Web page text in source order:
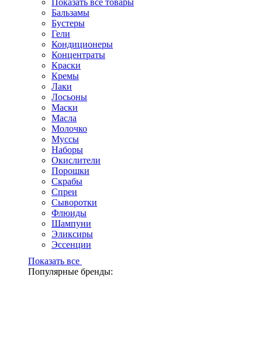
Показать все товары
Бальзамы
Бустеры
Гели
Кондиционеры
Концентраты
Краски
Кремы
Лаки
Лосьоны
Маски
Масла
Молочко
Муссы
Наборы
Окислители
Порошки
Скрабы
Спреи
Сыворотки
Флюиды
Шампуни
Эликсиры
Эссенции
Показать все
Популярные бренды: